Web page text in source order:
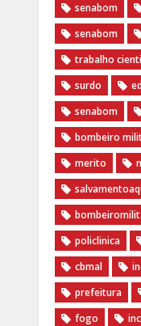
senabom
senabom
trabalho
surdo
senabom
bombeiro
merito
policlinica
cbmal
prefeitura
fogo
inc